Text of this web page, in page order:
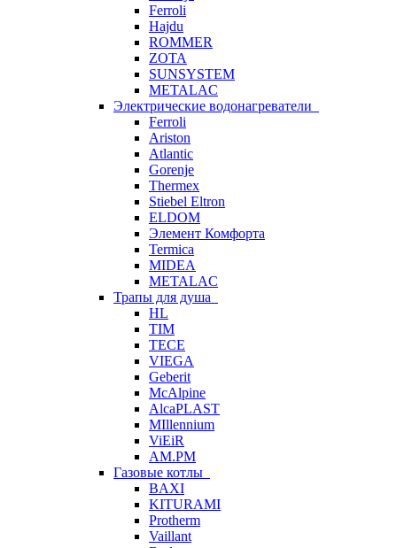
Ferroli
Hajdu
ROMMER
ZOTA
SUNSYSTEM
METALAC
Электрические водонагреватели
Ferroli
Ariston
Atlantic
Gorenje
Thermex
Stiebel Eltron
ELDOM
Элемент Комфорта
Termica
MIDEA
METALAC
Трапы для душа
HL
TIM
TECE
VIEGA
Geberit
McAlpine
AlcaPLAST
MIllennium
ViEiR
AM.PM
Газовые котлы
BAXI
KITURAMI
Protherm
Vaillant